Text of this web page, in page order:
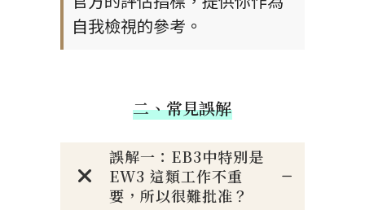
自我檢視的參考。
二、常見誤解
誤解一：EB3中特別是
EW3 這類工作不重
要，所以很難批准？